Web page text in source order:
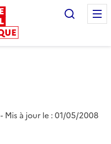
- Mis à jour le : 01/05/2008